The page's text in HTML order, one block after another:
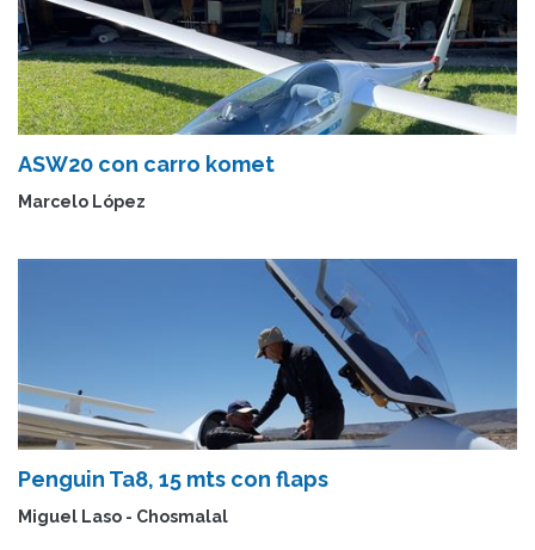
ASW20 con carro komet
Marcelo López
Penguin Ta8, 15 mts con flaps
Miguel Laso - Chosmalal